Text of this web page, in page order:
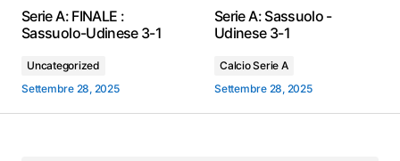
Serie A: FINALE :
Sassuolo-Udinese 3-1
Uncategorized
Settembre 28, 2025
Serie A: Sassuolo -
Udinese 3-1
Calcio Serie A
Settembre 28, 2025